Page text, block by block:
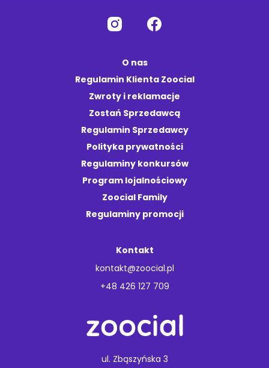
O nas
Regulamin Klienta Zoocial
Zwroty i reklamacje
Zostań Sprzedawcą
Regulamin Sprzedawcy
Polityka prywatności
Regulaminy konkursów
Program lojalnościowy
Zoocial Family
Regulaminy promocji
Kontakt
kontakt@zoocial.pl
+48 426 127 709
ul. Zbąszyńska 3